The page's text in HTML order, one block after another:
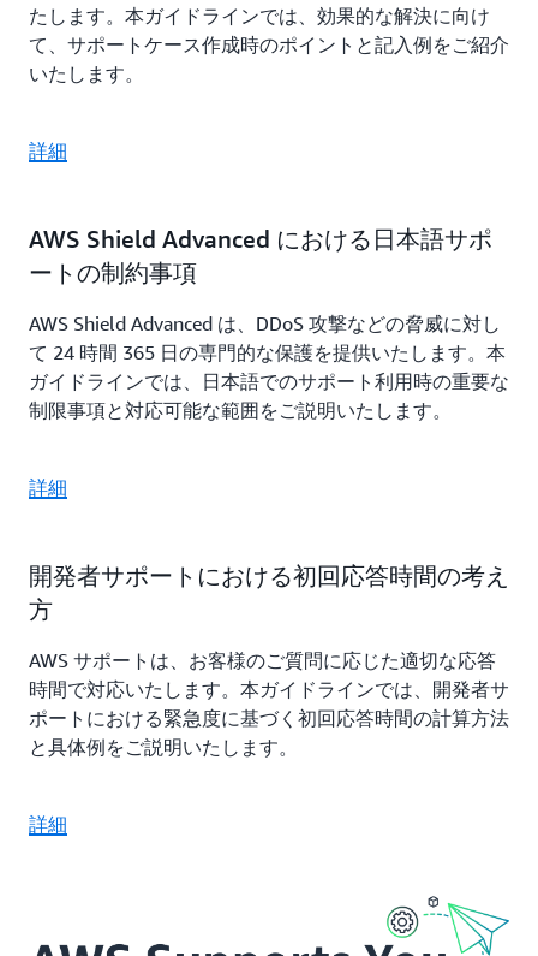
たします。本ガイドラインでは、効果的な解決に向け
て、サポートケース作成時のポイントと記入例をご紹介
いたします。
詳細
AWS Shield Advanced における日本語サポ
ートの制約事項
AWS Shield Advanced は、DDoS 攻撃などの脅威に対し
て 24 時間 365 日の専門的な保護を提供いたします。本
ガイドラインでは、日本語でのサポート利用時の重要な
制限事項と対応可能な範囲をご説明いたします。
詳細
開発者サポートにおける初回応答時間の考え
方
AWS サポートは、お客様のご質問に応じた適切な応答
時間で対応いたします。本ガイドラインでは、開発者サ
ポートにおける緊急度に基づく初回応答時間の計算方法
と具体例をご説明いたします。
詳細